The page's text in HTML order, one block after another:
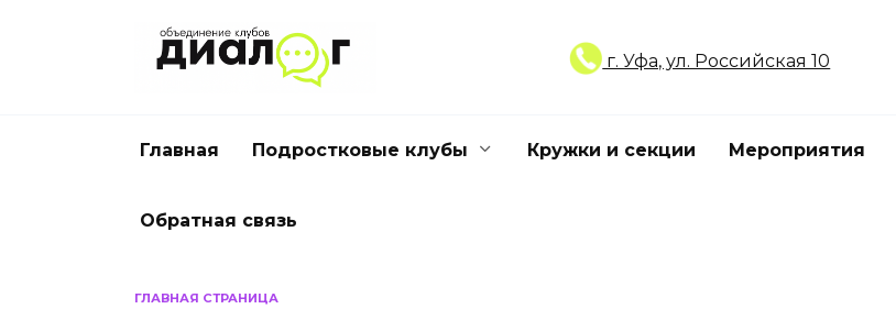
г. Уфа, ул. Российская 10
Главная Подростковые клубы Кружки и секции Мероприятия
Обратная связь
ГЛАВНАЯ СТРАНИЦА